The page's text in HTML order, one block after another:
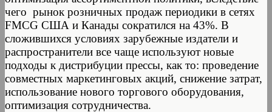
чего рынок розничных продаж периодики в сетях
FMCG США и Канады сократился на 43%. В
сложившихся условиях зарубежные издатели и
распространители все чаще используют новые
подходы к дистрибуции прессы, как то: проведение
совместных маркетинговых акций, снижение затрат,
использование нового торгового оборудования,
оптимизация сотрудничества.